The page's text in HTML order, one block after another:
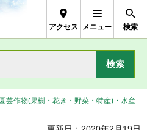
Prefecture
アクセス メニュー 検索
園芸作物(果樹・花き・野菜・特産)・水産